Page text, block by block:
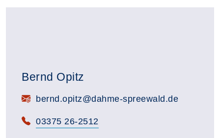
Bernd Opitz
E-Mail:bernd.opitz@dahme-spreewald.de
Telefon:
03375 26-2512